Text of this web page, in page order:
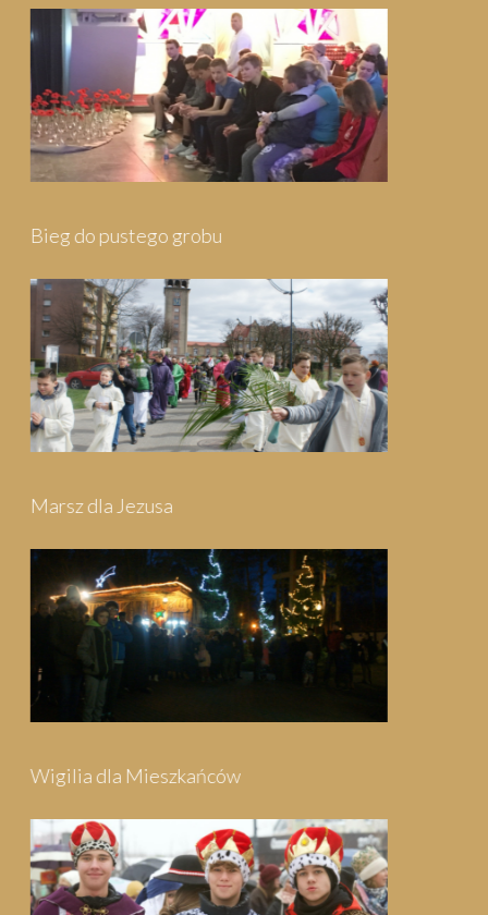
Pielgrzymka do Wejherowa
Pielgrzymka do Swarzewa
Festyn Parafialny